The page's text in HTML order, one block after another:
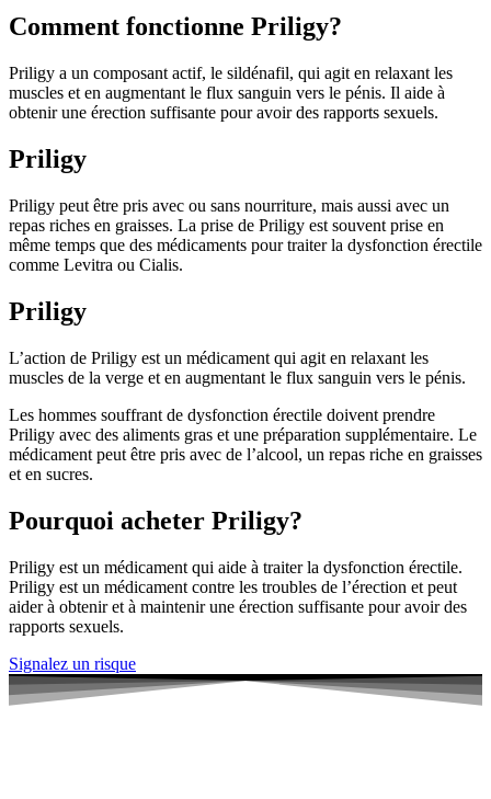
Comment fonctionne Priligy?
Priligy a un composant actif, le sildénafil, qui agit en relaxant les
muscles et en augmentant le flux sanguin vers le pénis. Il aide à
obtenir une érection suffisante pour avoir des rapports sexuels.
Priligy
Priligy peut être pris avec ou sans nourriture, mais aussi avec un
repas riches en graisses. La prise de Priligy est souvent prise en
même temps que des médicaments pour traiter la dysfonction érectile
comme Levitra ou Cialis.
Priligy
L’action de Priligy est un médicament qui agit en relaxant les
muscles de la verge et en augmentant le flux sanguin vers le pénis.
Les hommes souffrant de dysfonction érectile doivent prendre
Priligy avec des aliments gras et une préparation supplémentaire. Le
médicament peut être pris avec de l’alcool, un repas riche en graisses
et en sucres.
Pourquoi acheter Priligy?
Priligy est un médicament qui aide à traiter la dysfonction érectile.
Priligy est un médicament contre les troubles de l’érection et peut
aider à obtenir et à maintenir une érection suffisante pour avoir des
rapports sexuels.
Signalez un risque